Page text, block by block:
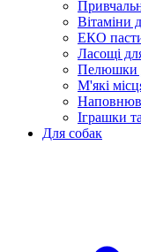
Вітаміни
ЕКО
Ласощі
Пелюшки
М'які
Іграшки
Для собак